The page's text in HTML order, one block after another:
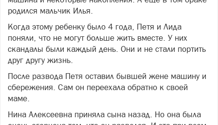
родился мальчик Илья.
Когда этому ребенку было 4 года, Петя и Лида
поняли, что не могут больше жить вместе. У них
скандалы были каждый день. Они и не стали портить
друг другу жизнь.
После развода Петя оставил бывшей жене машину и
сбережения. Сам он переехала обратно к своей
маме.
Нина Алексеевна приняла сына назад. Но она была